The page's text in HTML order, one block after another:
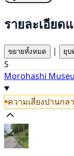
รายละเอียด
ขยายทั้งหมด | ยุบ
S
Morohashi
ความเสี่ยงปานกล